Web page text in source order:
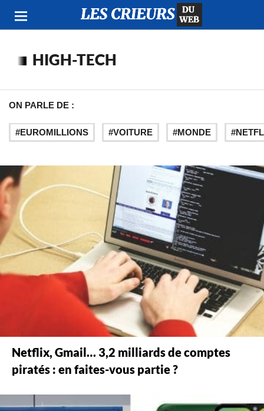
HIGH-TECH
ON PARLE DE :
EUROMILLIONS VOITURE MONDE
Netflix, Gmail… 3,2 milliards de comptes
piratés : en faites-vous partie ?